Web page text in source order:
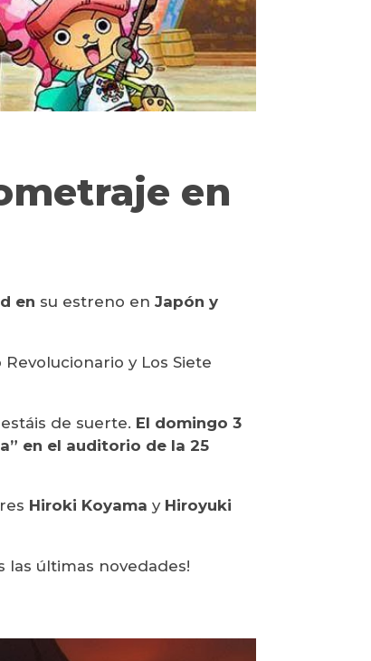
en
en su estreno enJapón y
y Los Siete
de suerte. El domingo 3
en el auditorio de la 25
Hiroki Koyama y Hiroyuki
las últimas novedades!